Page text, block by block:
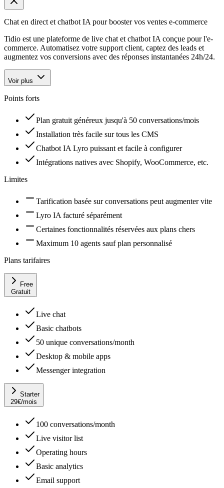
Chat en direct et chatbot IA pour booster vos ventes e-commerce
Tidio est une plateforme de live chat et chatbot IA conçue pour l'e-
commerce. Automatisez votre support client, captez des leads et
augmentez vos conversions avec des réponses instantanées 24h/24.
Voir plus
Points forts
Plan gratuit généreux jusqu'à 50 conversations/mois
Installation très facile sur tous les CMS
Chatbot IA Lyro puissant et facile à configurer
Intégrations natives avec Shopify, WooCommerce, etc.
Limites
Tarification basée sur conversations peut augmenter vite
Lyro IA facturé séparément
Certaines fonctionnalités réservées aux plans chers
Maximum 10 agents sauf plan personnalisé
Plans tarifaires
Free
Gratuit
Live chat
Basic chatbots
50 unique conversations/month
Desktop & mobile apps
Messenger integration
Starter
29€/mois
100 conversations/month
Live visitor list
Operating hours
Basic analytics
Email support